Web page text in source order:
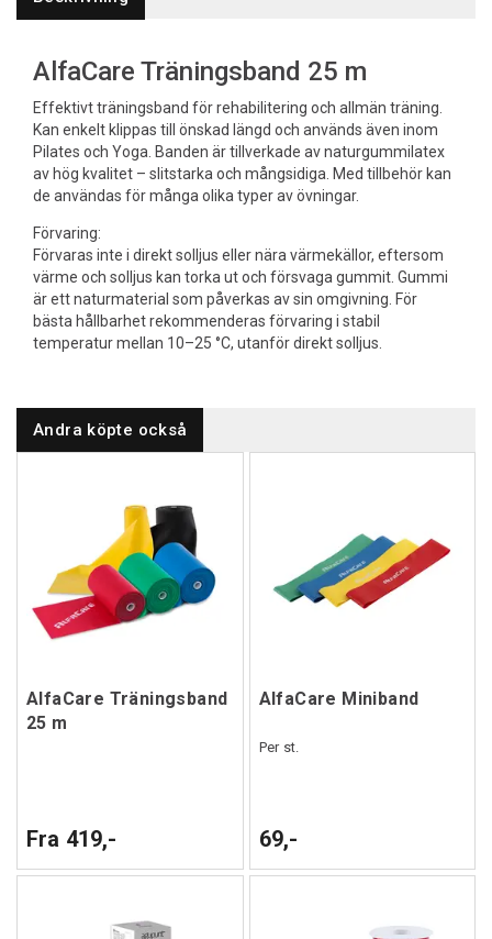
AlfaCare Träningsband 25 m
Effektivt träningsband för rehabilitering och allmän träning.
Kan enkelt klippas till önskad längd och används även inom
Pilates och Yoga. Banden är tillverkade av naturgummilatex
av hög kvalitet – slitstarka och mångsidiga. Med tillbehör kan
de användas för många olika typer av övningar.
Förvaring:
Förvaras inte i direkt solljus eller nära värmekällor, eftersom
värme och solljus kan torka ut och försvaga gummit. Gummi
är ett naturmaterial som påverkas av sin omgivning. För
bästa hållbarhet rekommenderas förvaring i stabil
temperatur mellan 10–25 °C, utanför direkt solljus.
Andra köpte också
AlfaCare Träningsband
25 m
Fra 419,-
AlfaCare Miniband
Per st.
69,-